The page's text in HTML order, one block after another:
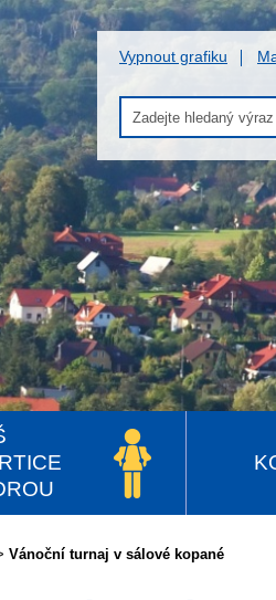
Vypnout grafiku
Vánoční turnaj v sálové kopané